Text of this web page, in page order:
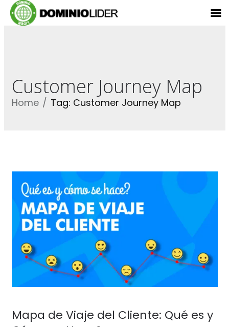
Customer Journey Map
Home Tag: Customer Journey Map
Mapa de Viaje del Cliente: Qué es y